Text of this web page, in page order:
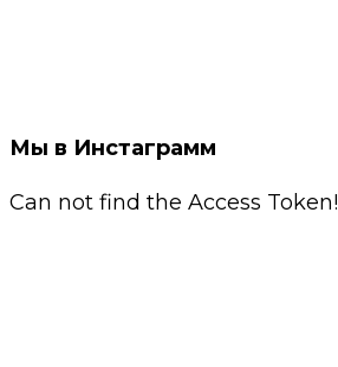
Мы в Инстаграмм
Can not find the Access Token!